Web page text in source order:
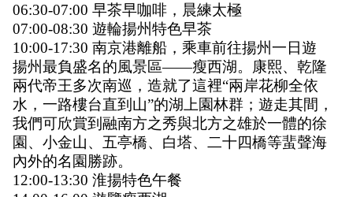
06:30-07:00 早茶早咖啡，晨練太極
07:00-08:30 遊輪揚州特色早茶
10:00-17:30 南京港離船，乘車前往揚州一日遊
揚州最負盛名的風景區——瘦西湖。康熙、乾隆
兩代帝王多次南巡，造就了這裡“兩岸花柳全依
水，一路樓台直到山”的湖上園林群；遊走其間，
我們可欣賞到融南方之秀與北方之雄於一體的徐
園、小金山、五亭橋、白塔、二十四橋等蜚聲海
內外的名園勝跡。
12:00-13:30 淮揚特色午餐